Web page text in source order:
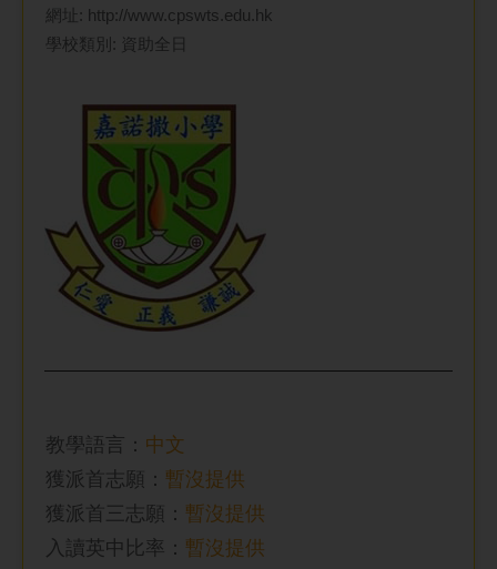
網址: http://www.cpswts.edu.hk
學校類別: 資助全日
教學語言： 中文
獲派首志願： 暫沒提供
獲派首三志願： 暫沒提供
入讀英中比率 ： 暫沒提供